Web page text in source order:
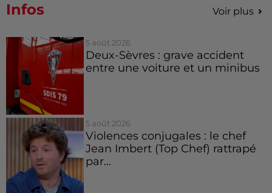
Infos Voir plus
5 août 2026
Deux-Sèvres : grave accident
entre une voiture et un minibus
5 août 2026
Violences conjugales : le chef
Jean Imbert (Top Chef) rattrapé
par...